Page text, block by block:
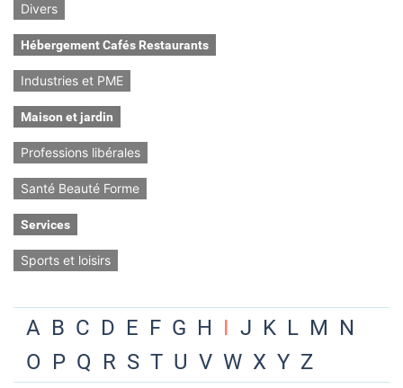
Divers
Hébergement Cafés Restaurants
Industries et PME
Maison et jardin
Professions libérales
Santé Beauté Forme
Services
Sports et loisirs
A B C D E F G H I J K L M N
O P Q R S T U V W X Y Z